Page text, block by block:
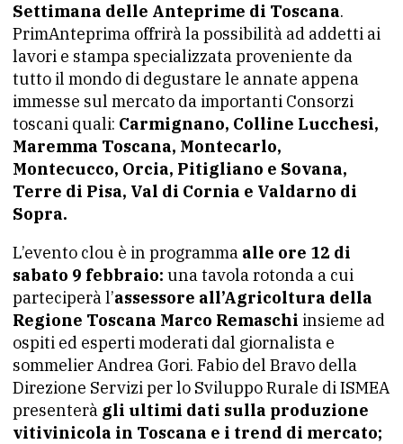
Settimana delle Anteprime di Toscana.
PrimAnteprima offrirà la possibilità ad addetti ai
lavori e stampa specializzata proveniente da
tutto il mondo di degustare le annate appena
immesse sul mercato da importanti Consorzi
toscani quali: Carmignano, Colline Lucchesi,
Maremma Toscana, Montecarlo,
Montecucco, Orcia, Pitigliano e Sovana,
Terre di Pisa, Val di Cornia e Valdarno di
Sopra.
L’evento clou è in programma alle ore 12 di
sabato 9 febbraio: una tavola rotonda a cui
parteciperà l’assessore all’Agricoltura della
Regione Toscana Marco Remaschi insieme ad
ospiti ed esperti moderati dal giornalista e
sommelier Andrea Gori. Fabio del Bravo della
Direzione Servizi per lo Sviluppo Rurale di ISMEA
presenterà gli ultimi dati sulla produzione
vitivinicola in Toscana e i trend di mercato;